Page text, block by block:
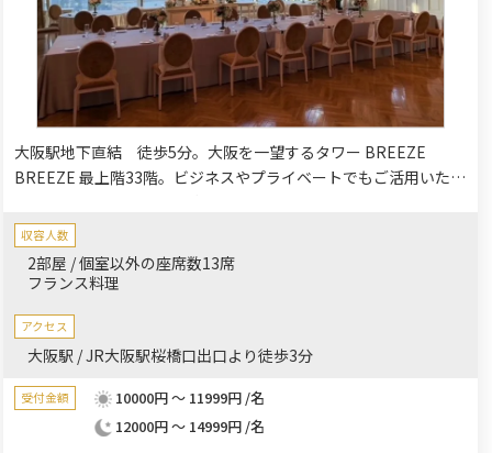
大阪駅地下直結 徒歩5分。大阪を一望するタワー BREEZE
BREEZE 最上階33階。ビジネスやプライベートでもご活用いただ
タンスを十分の保った空間で、特別な時間をお過ごしくださいま
せ。
収容人数
2部屋 / 個室以外の座席数13席
フランス料理
アクセス
大阪駅 / JR大阪駅桜橋口出口より徒歩3分
受付金額
10000円 ～ 11999円 /名
12000円 ～ 14999円 /名